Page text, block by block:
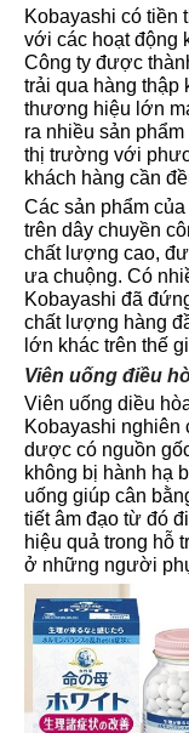
Kobayashi có tiền
với các hoạt động
Công ty được
trải qua hàng thập
thương hiệu lớn
ra nhiều sản
thị trường với
khách hàng cần
Các sản phẩm
trên dây chuyền
chất lượng cao,
ưa chuộng. Có
Kobayashi đã
chất lượng hàng
lớn khác trên thế
Viên uống điều
Viên uống diều
Kobayashi nghiên
dược có nguồn
không bị hành hạ
uống giúp cân
tiết âm đạo từ đó
hiệu quả trong hỗ
ở những người